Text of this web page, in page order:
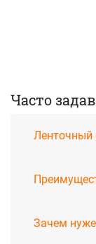
Часто
Зачем